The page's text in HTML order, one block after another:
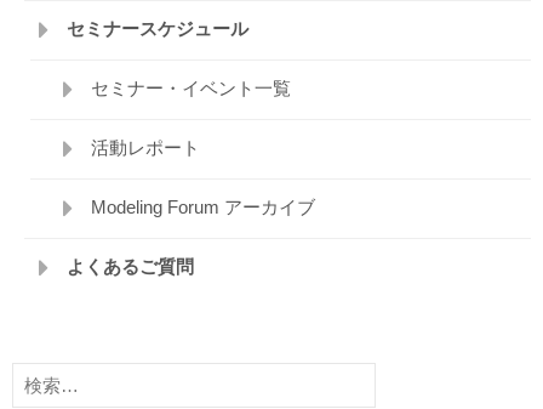
セミナースケジュール
セミナー・イベント一覧
活動レポート
Modeling Forum アーカイブ
よくあるご質問
検
索: